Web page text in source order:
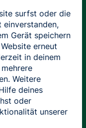
surfst oder die
Gerät speichern
erneut
in deinem
Weitere
deines
oder
unserer